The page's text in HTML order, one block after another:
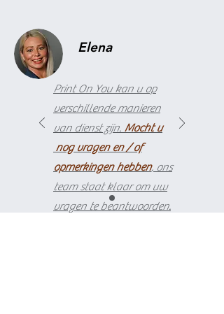
Elena
Print On You kan u op
verschillende manieren
van dienst zijn. Mocht u
nog vragen en / of
opmerkingen hebben, ons
team staat klaar om uw
vragen te beantwoorden.